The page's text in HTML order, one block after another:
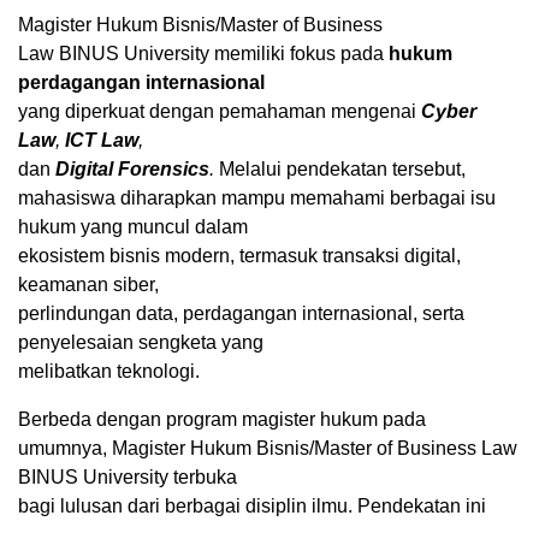
Magister Hukum Bisnis/Master of Business
Law BINUS University memiliki fokus pada hukum
perdagangan internasional
yang diperkuat dengan pemahaman mengenai Cyber
Law, ICT Law,
dan Digital Forensics. Melalui pendekatan tersebut,
mahasiswa diharapkan mampu memahami berbagai isu
hukum yang muncul dalam
ekosistem bisnis modern, termasuk transaksi digital,
keamanan siber,
perlindungan data, perdagangan internasional, serta
penyelesaian sengketa yang
melibatkan teknologi.
Berbeda dengan program magister hukum pada
umumnya, Magister Hukum Bisnis/Master of Business Law
BINUS University terbuka
bagi lulusan dari berbagai disiplin ilmu. Pendekatan ini